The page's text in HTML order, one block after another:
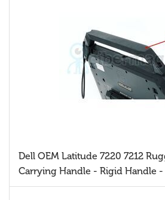
Dell OEM Latitude 7220 7212
Carrying Handle - Rigid Handle -